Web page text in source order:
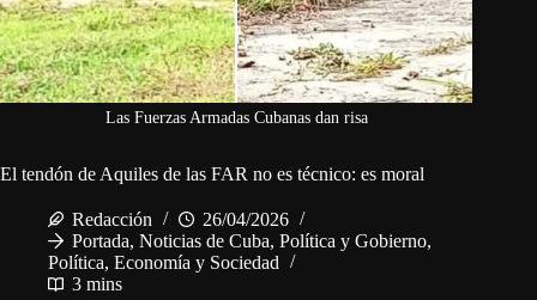
Las Fuerzas Armadas Cubanas dan risa
El tendón de Aquiles de las FAR no es técnico: es moral
Redacción
26/04/2026
Portada, Noticias de Cuba, Política y Gobierno,
Política, Economía y Sociedad
3 mins